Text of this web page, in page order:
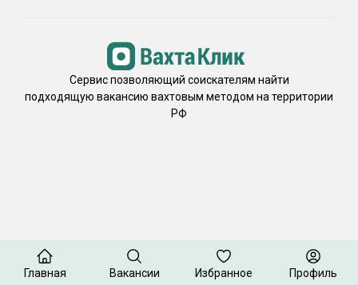
Сервис позволяющий соискателям найти
подходящую вакансию вахтовым методом на территории
РФ
Главная Вакансии Избранное Профиль